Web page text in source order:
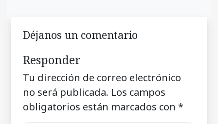
Déjanos un comentario
Responder
Tu dirección de correo electrónico
no será publicada. Los campos
obligatorios están marcados con *